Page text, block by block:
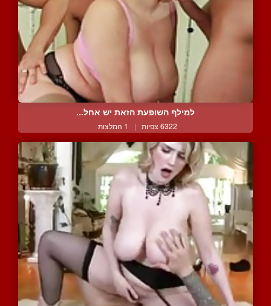
למילף השופעת הזאת יש אחל...
6322 צפיות | 1 המלצות